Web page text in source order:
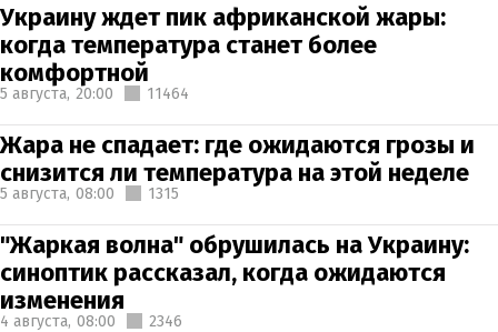
Украину ждет пик африканской жары:
когда температура станет более
комфортной
5 августа, 20:00 11464
Жара не спадает: где ожидаются грозы и
снизится ли температура на этой неделе
5 августа, 08:00 1315
"Жаркая волна" обрушилась на Украину:
синоптик рассказал, когда ожидаются
изменения
4 августа, 08:00 2346